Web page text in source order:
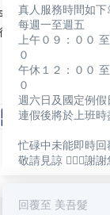
興北路167號5樓(無
真人服務時間如下
每週一至週五
上午０９：００
０
午休１２：００
０
週六日及國定例
連假後將於上班
忙碌中未能即時回
敬請見諒 🙇🏻‍♀️謝
回覆至 美吾髮